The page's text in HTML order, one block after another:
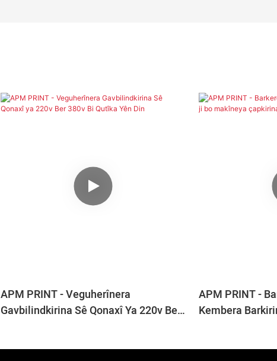
APM PRINT - Veguherînera
Gavbilindkirina Sê Qonaxî Ya 220v Ber
APM PRINT -
Kembera